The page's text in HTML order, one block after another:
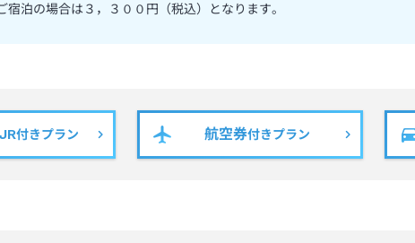
泊の場合は３，３００円（税込）となります。
付きプラン 航空券付きプラン